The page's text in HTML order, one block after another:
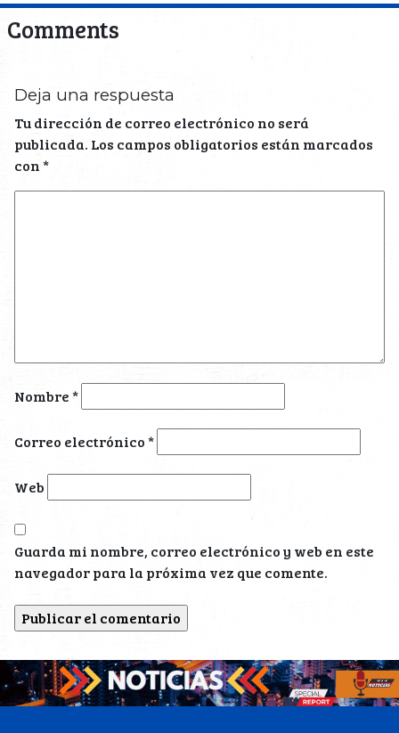
Comments
Deja una respuesta
Tu dirección de correo electrónico no será
publicada. Los campos obligatorios están marcados
con*
Nombre*
Correo electrónico*
Web
Guarda mi nombre, correo electrónico y web en este
navegador para la próxima vez que comente.